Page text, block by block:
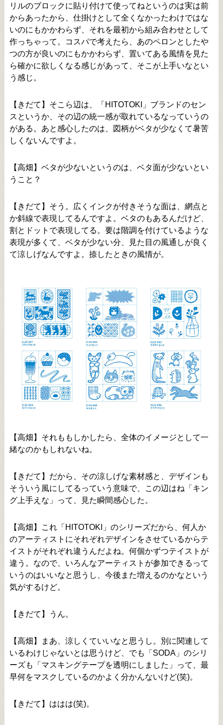
リルのブロックに貼り付けて使ってねというのは実は前
からあったから、仕掛けとして全くなかったわけではな
いのにもかかわらず、それを最初から組み合わせとして
作っちゃって。コスパで考えたら、あのペロンとしたや
つの方が良いのにもかかわらず、置いてある風情を見た
ら確かに欲しくなる感じがあって、そこが上手いなとい
う感じ。
【きだて】そこら辺は、「HITOTOKI」ブランドのセン
スというか、その辺の統一感が取れているなっていうの
がある。あと感心したのは、図柄がベタが少なくて暑苦
しくないんですよ。
【高畑】ベタが少ないというのは、ベタ面が少ないとい
うこと？
【きだて】そう。広くインクが付きそうな面は、網点と
か斜線で表現してるんですよ。ベタのもあるんだけど、
割とドットで表現してる。要は階調を付けているような
表現が多くて、ベタが少ない分、見た目の風通しが良く
て涼しげなんですよ。捺したときの風情が。
【高畑】それももしかしたら、全体のイメージとして一
緒なのかもしれないね。
【きだて】だから、その涼しげな素材感と、デザインも
そういう風にしてるっていう意味で、この辺はね「キン
グ上手えな」って、見た瞬間感心した。
【高畑】これ「HITOTOKI」のシリーズだから、何人か
のアーティストにそれぞれデザインをさせているからテ
イストがそれぞれ違うんだよね。何個かずつテイストが
違う。なので、いろんなアーティストが参加できるって
いうのはいいなと思うし、今後また増えるのかなという
気がするけど。
【きだて】うん。
【高畑】まあ、涼しくていいなと思うし。別に関連して
いるわけじゃないとは思うけど、でも「SODA」のシリ
ーズも「マスキングテープを透明にしました」って、最
早何をマスクしているのかよく分かんないけど(笑)。
【きだて】ははは(笑)。